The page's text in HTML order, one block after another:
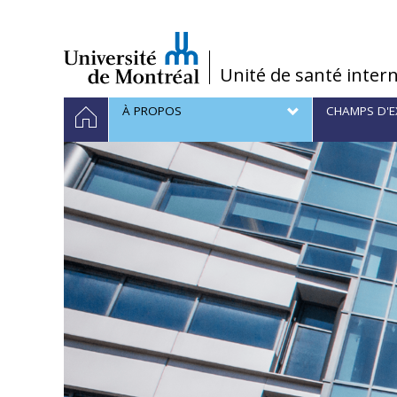
/Unité de santé
Navigation
principale
ACCUEILÀ PROPOS CHAMPS